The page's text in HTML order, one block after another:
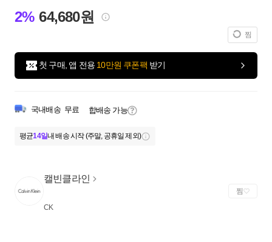
2% 64,680원
찜
첫 구매, 앱 전용 10만원 쿠폰팩 받기
국내배송 무료 합배송 가능
평균14일내 배송 시작 (주말, 공휴일 제외)
캘빈클라인
CK
찜